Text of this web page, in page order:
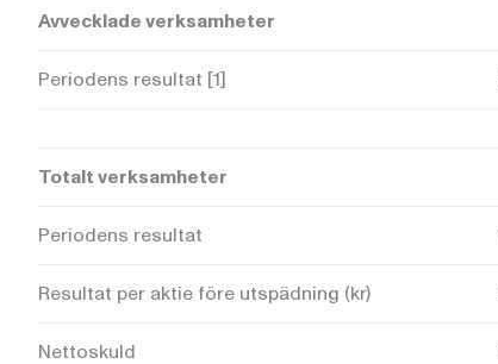
Avvecklade verksamheter
Periodens resultat [1]
Totalt verksamheter
Periodens resultat
Resultat per aktie före utspädning (kr)
Nettoskuld